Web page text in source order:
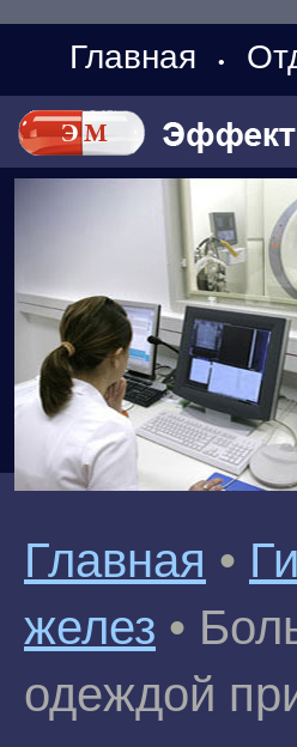
Главная •
Главная •
желез •
одеждой